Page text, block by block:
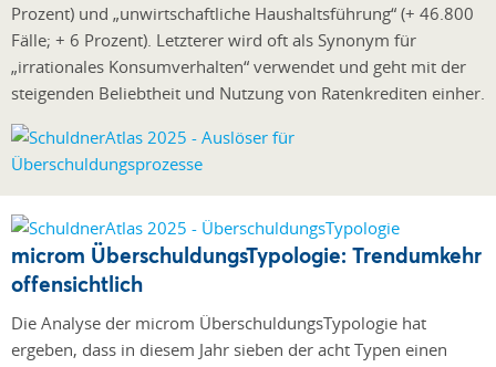
Prozent) und „unwirtschaftliche Haushaltsführung“ (+ 46.800
Fälle; + 6 Prozent). Letzterer wird oft als Synonym für
„irrationales Konsumverhalten“ verwendet und geht mit der
steigenden Beliebtheit und Nutzung von Ratenkrediten einher.
microm ÜberschuldungsTypologie: Trendumkehr
offensichtlich
Die Analyse der microm ÜberschuldungsTypologie hat
ergeben, dass in diesem Jahr sieben der acht Typen einen